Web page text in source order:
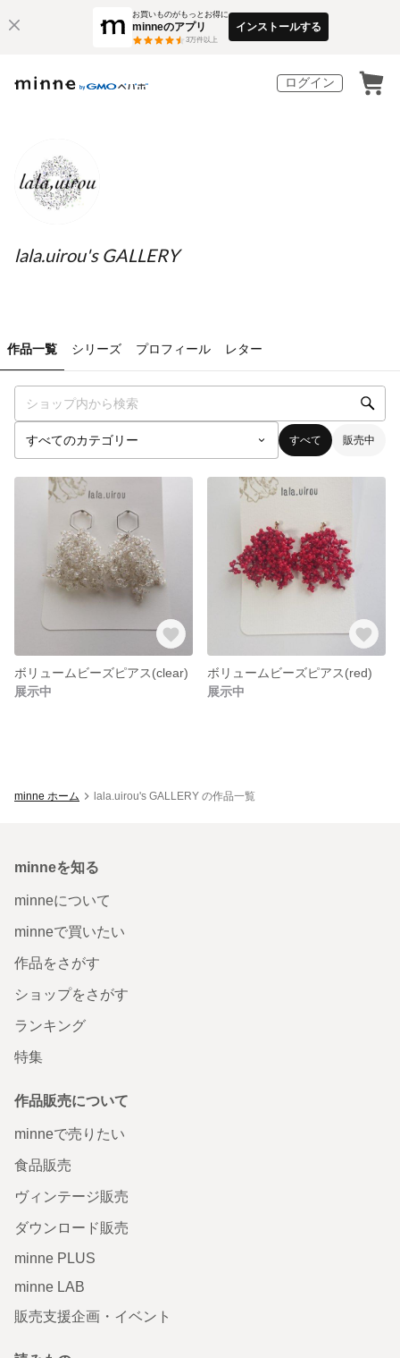
お買いものがもっとお得に
minneのアプリ
3万件以上
インストールする
ログイン
lala.uirou's GALLERY
作品一覧 シリーズ プロフィール レター
すべて 販売中
ボリュームビーズピアス(clear)
展示中
ボリュームビーズピアス(red)
展示中
minne ホーム lala.uirou's GALLERY の作品一覧
minneを知る
minneについて
minneで買いたい
作品をさがす
ショップをさがす
ランキング
特集
作品販売について
minneで売りたい
食品販売
ヴィンテージ販売
ダウンロード販売
minne PLUS
minne LAB
販売支援企画・イベント